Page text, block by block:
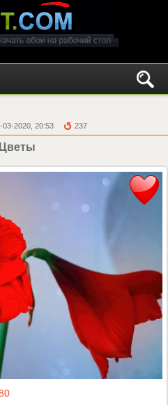
03-2020, 20:53 237
Цветы